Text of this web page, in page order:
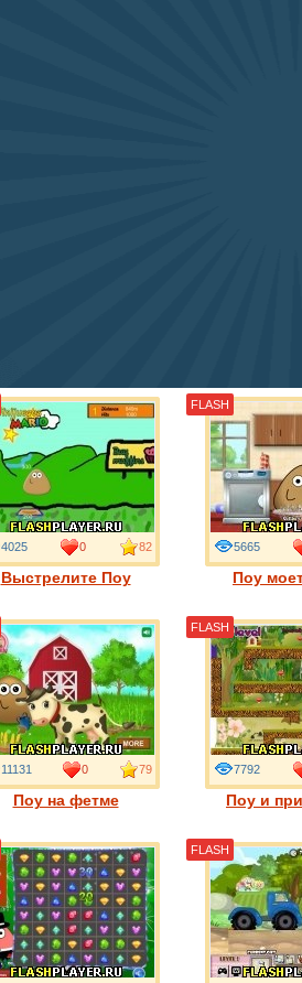
Выстрелите Поу
4025 0 82
Поу
5665
FLASH
Поу на фетме
11131 0 79
Поу и
7792
FLASH
FLASH